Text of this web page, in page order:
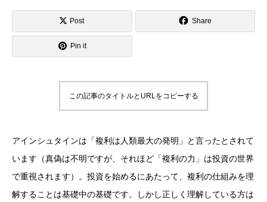
Post Share
Pin it
この記事のタイトルとURLをコピーする
アインシュタインは「複利は人類最大の発明」と言ったとされて
います（真偽は不明ですが、それほど「複利の力」は投資の世界
で重視されます）。投資を始めるにあたって、複利の仕組みを理
解することは基礎中の基礎です。しかし正しく理解している方は